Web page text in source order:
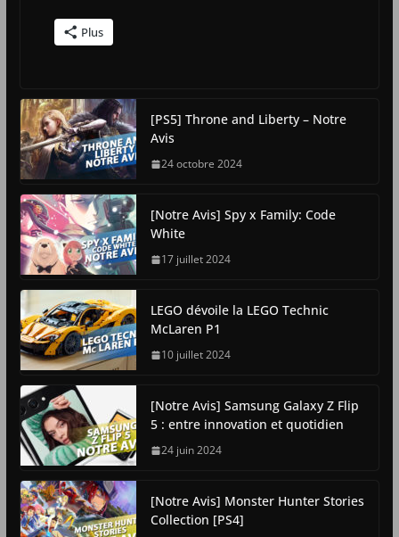
Plus
[PS5] Throne and Liberty – Notre
Avis
24 octobre 2024
[Notre Avis] Spy x Family: Code
White
17 juillet 2024
LEGO dévoile la LEGO Technic
McLaren P1
10 juillet 2024
[Notre Avis] Samsung Galaxy Z Flip
5 : entre innovation et quotidien
24 juin 2024
[Notre Avis] Monster Hunter Stories
Collection [PS4]